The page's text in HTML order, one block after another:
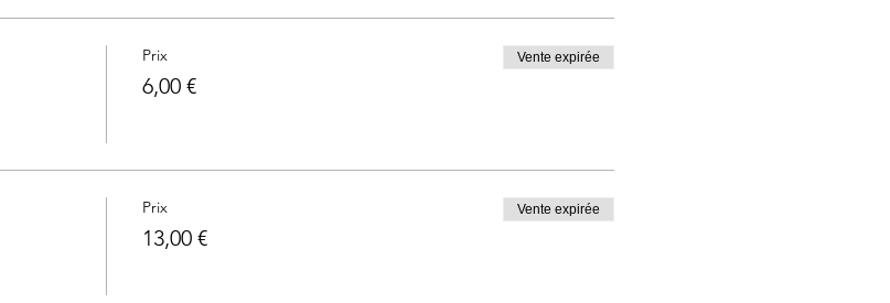
Prix
6,00 €
Vente expirée
Prix
13,00 €
Vente expirée